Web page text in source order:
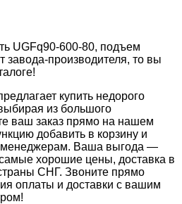
UGFq90-600-80, подъем
завода-производителя, то вы
купить недорого
из большого
ваш заказ прямо на нашем
добавить в корзину и
менеджерам. Ваша выгода —
хорошие цены, доставка в
СНГ. Звоните прямо
оплаты и доставки с вашим